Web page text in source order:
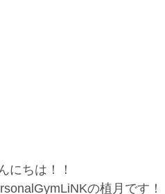
にちは！！
の植月です！